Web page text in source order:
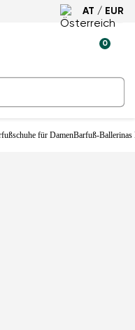
AT / EUR
0
für DamenBarfuß-Ballerinas